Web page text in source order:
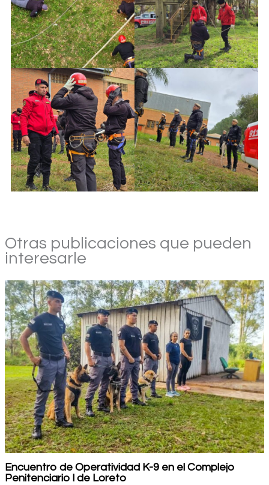
Otras publicaciones que pueden
interesarle
Encuentro de Operatividad K-9 en el Complejo
Penitenciario l de Loreto